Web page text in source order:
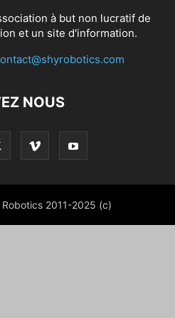
à but non lucratif de
et un site d'information.
NOUS
2011-2025 (c)